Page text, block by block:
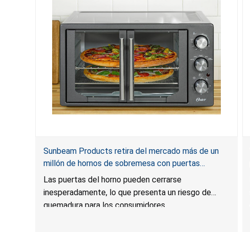
Sunbeam Products retira del mercado más de un
millón de hornos de sobremesa con puertas
francesas de Oster por riesgo de quemadura
Las puertas del horno pueden cerrarse
inesperadamente, lo que presenta un riesgo de
quemadura para los consumidores.